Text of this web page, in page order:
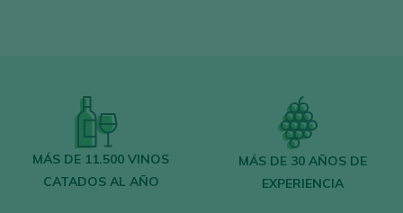
Regístrate gratis y accede al
contenido
Descubre gratis
los más de 12.000 vinos
MÁS DE 11.500 VINOS
CATADOS AL AÑO
MÁS DE 30 AÑOS DE
EXPERIENCIA